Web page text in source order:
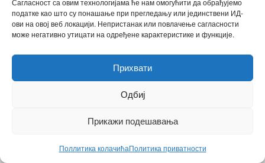
Сагласност са овим технологијама ће нам омогућити да обрађујемо
податке као што су понашање при прегледању или јединствени ИД-
ови на овој веб локацији. Непристанак или повлачење сагласности
може негативно утицати на одређене карактеристике и функције.
Прихвати
Одбиј
Прикажи подешавања
Поллитика колачићаПолитика приватности